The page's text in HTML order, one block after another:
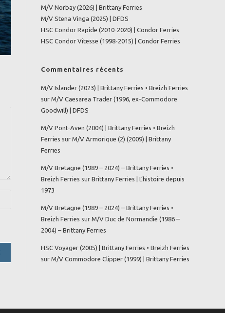
M/V Norbay (2026) | Brittany Ferries
M/V Stena Vinga (2025) | DFDS
HSC Condor Rapide (2010-2020) | Condor Ferries
HSC Condor Vitesse (1998-2015) | Condor Ferries
Commentaires récents
M/V Islander (2023) | Brittany Ferries • Breizh Ferries
sur M/V Caesarea Trader (1996, ex-Commodore
Goodwill) | DFDS
M/V Pont-Aven (2004) | Brittany Ferries • Breizh
Ferries sur M/V Armorique (2) (2009) | Brittany
Ferries
M/V Bretagne (1989 – 2024) – Brittany Ferries •
Breizh Ferries sur Brittany Ferries | L’histoire depuis
1973
M/V Bretagne (1989 – 2024) – Brittany Ferries •
Breizh Ferries sur M/V Duc de Normandie (1986 –
2004) – Brittany Ferries
HSC Voyager (2005) | Brittany Ferries • Breizh Ferries
sur M/V Commodore Clipper (1999) | Brittany Ferries